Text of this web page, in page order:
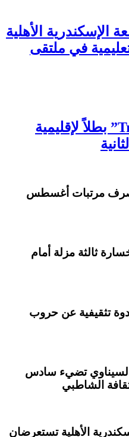
الإسكندرية الأهلية
في ملتقى
بالعلامة الكاملة.. “Triton” بطلاً لإقليمية
صرف مرتبات أغسطس
ثالثة مزلة أمام
تثقيفية عن حروب
تضيء سادس
الشاطبي
الأهلية تستعرضان